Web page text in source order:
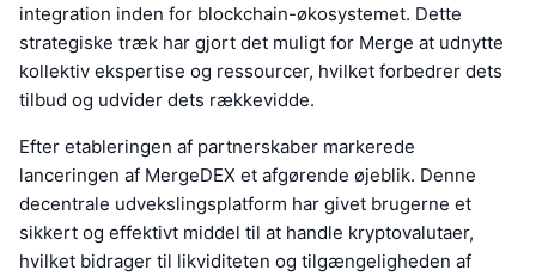
integration inden for blockchain-økosystemet. Dette
strategiske træk har gjort det muligt for Merge at udnytte
kollektiv ekspertise og ressourcer, hvilket forbedrer dets
tilbud og udvider dets rækkevidde.
Efter etableringen af partnerskaber markerede
lanceringen af MergeDEX et afgørende øjeblik. Denne
decentrale udvekslingsplatform har givet brugerne et
sikkert og effektivt middel til at handle kryptovalutaer,
hvilket bidrager til likviditeten og tilgængeligheden af